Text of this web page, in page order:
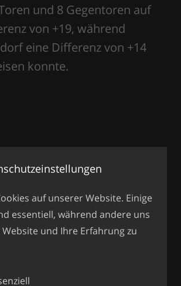
und 8 Gegentoren auf
von +19, während
eine Differenz von +14
konnte.
Erlstätt/Nußdorf 1:1
– SGLL 2:6
II – SG LL 3:6
auf unserer Website. Einige
essentiell, während andere uns
und Ihre Erfahrung zu